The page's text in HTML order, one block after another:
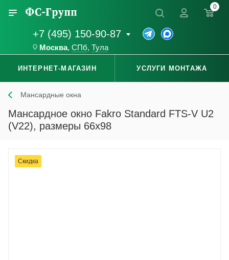
+7 (495) 150-90-87
Москва, СПб, Тула
0
ИНТЕРНЕТ-МАГАЗИН УСЛУГИ МОНТАЖА
Мансардные окна
Мансардное окно Fakro Standard FTS-V U2
(V22), размеры 66x98
Скидка